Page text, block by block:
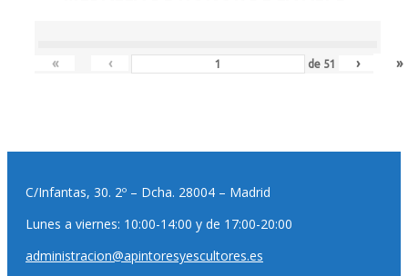
« ‹ de 51 › »
C/Infantas, 30. 2º – Dcha. 28004 – Madrid
Lunes a viernes: 10:00-14:00 y de 17:00-20:00
administracion@apintoresyescultores.es